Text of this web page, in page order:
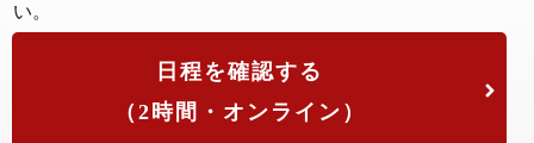
い。
日程を確認する
（2時間・オンライン）